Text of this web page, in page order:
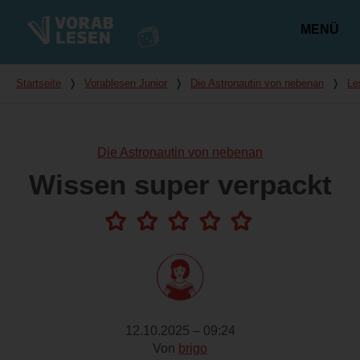
MENÜ
Du bist hier
Startseite ❭ Vorablesen Junior ❭ Die Astronautin von nebenan ❭
Die Astronautin von nebenan
Wissen super verpackt
12.10.2025 – 09:24
Von brigo